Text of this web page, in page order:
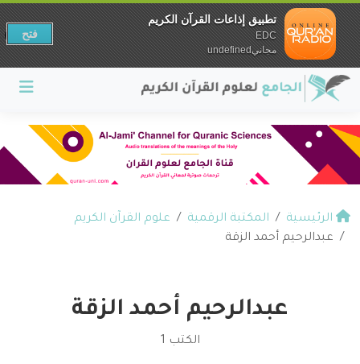
الرئيسية المكتبة الرقمية
علوم القرآن الكريم
عبدالرحيم أحمد الزقة
عبدالرحيم أحمد الزقة
الكتب 1
تطبيق إذاعات القرآن الكريم
EDC
مجانيundefined
فتح